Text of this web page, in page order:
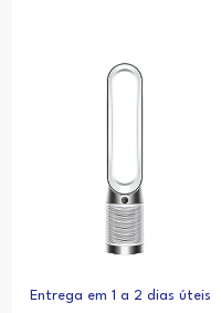
Entrega em 1 a 2 dias úteis